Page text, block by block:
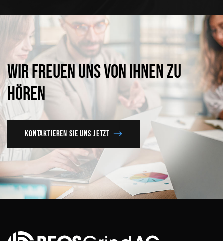
WirfreuenunsvonIhnenzu
hören
Kontaktieren Sie uns jetzt